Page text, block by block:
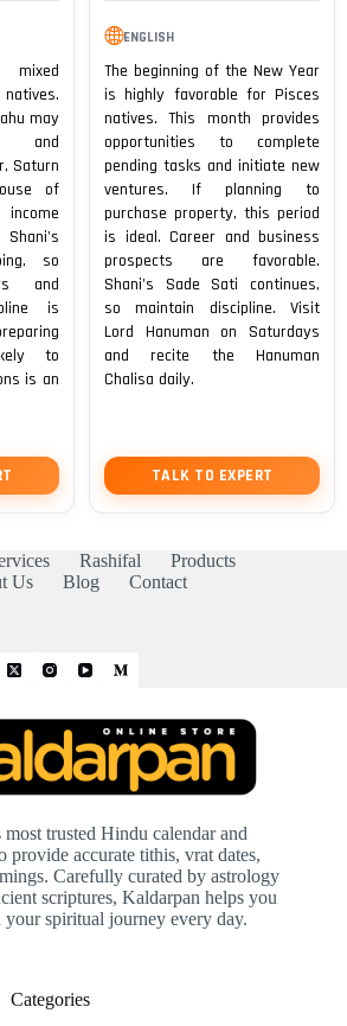
mixed
may
and
Saturn
of
so
and
is
to
is an
ENGLISH
The beginning of the New Year
is highly favorable for Pisces
natives. This month provides
opportunities to complete
pending tasks and initiate new
ventures. If planning to
purchase property, this period
is ideal. Career and business
prospects are favorable.
Shani’s Sade Sati continues,
so maintain discipline. Visit
Lord Hanuman on Saturdays
and recite the Hanuman
Chalisa daily.
TALK TO EXPERT
Rashifal
Products
Us
Blog Contact
most trusted Hindu calendar and
provide accurate tithis, vrat dates,
Carefully curated by astrology
scriptures, Kaldarpan helps you
your spiritual journey every day.
Categories